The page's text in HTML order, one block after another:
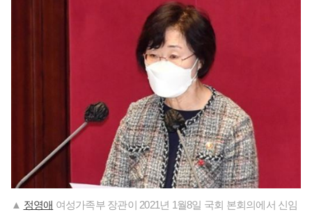
▲ 정영애 여성가족부 장관이 2021년 1월8일 국회 본회의에서 신임